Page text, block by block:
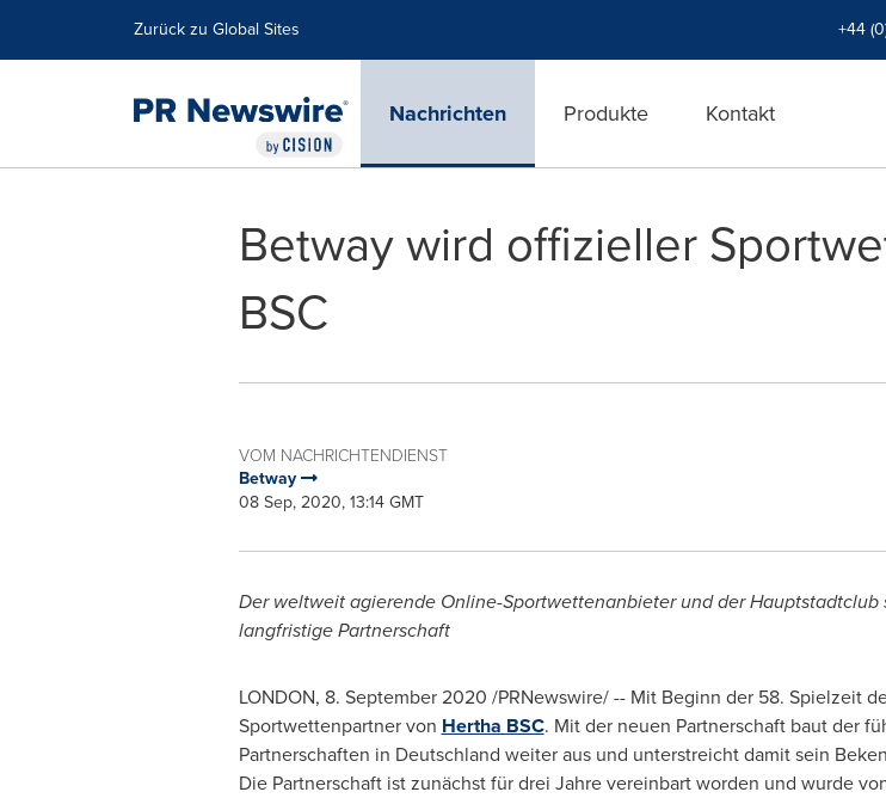
Zurück zu Global Sites +44
Nachrichten Produkte Kontakt
Betway wird offizieller
BSC
VOM NACHRICHTENDIENST
Betway
08 Sep, 2020, 13:14 GMT
Der weltweit agierende Online-Sportwettenanbieter und der
langfristige Partnerschaft
LONDON, 8. September 2020 /PRNewswire/ -- Mit Beginn der 58. Spielzeit
Sportwettenpartner von Hertha BSC. Mit der neuen Partnerschaft baut der
Partnerschaften in Deutschland weiter aus und unterstreicht damit sein
Die Partnerschaft ist zunächst für drei Jahre vereinbart worden und wurde